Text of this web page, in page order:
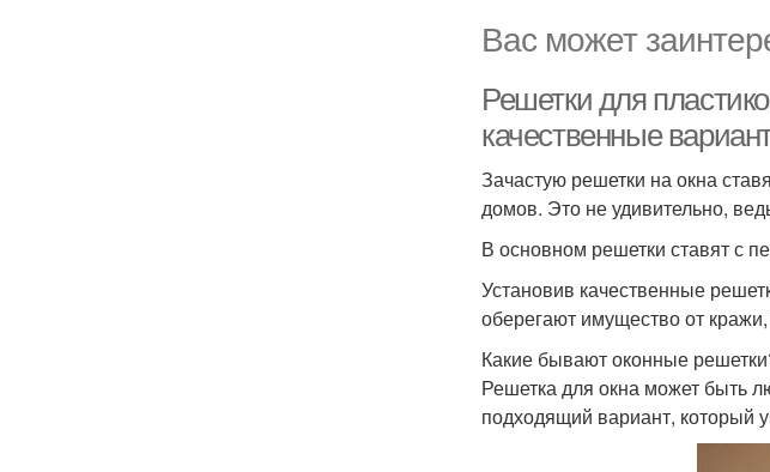
Вас может
Решетки для
качественные
Зачастую решетки на окна
домов. Это не удивительно,
В основном решетки ставят с
Установив качественные
оберегают имущество от
Какие бывают оконные
Решетка для окна может быть
подходящий вариант, который